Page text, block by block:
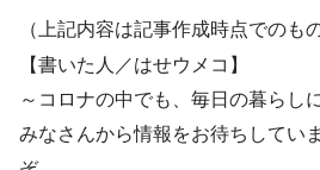
（上記内容は記事作成時点でのも
【書いた人／はせウメコ】
～コロナの中でも、毎日の暮らし
みなさんから情報をお待ちしてい